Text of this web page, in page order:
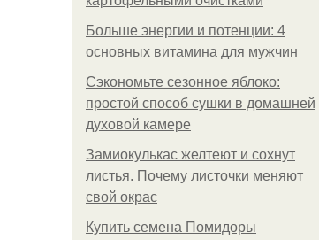
Больше энергии и потенции: 4
основных витамина для мужчин
Сэкономьте сезонное яблоко:
простой способ сушки в домашней
духовой камере
Замиокулькас желтеют и сохнут
листья. Почему листочки меняют
свой окрас
Купить семена Помидоры